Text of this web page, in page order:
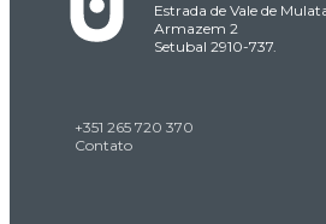
Estrada de Vale de
Armazem 2
Setubal 2910-737.
+351 265 720 370
Contato